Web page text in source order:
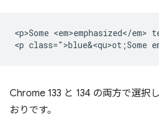
<p>Some <em>emphasized</em>
<p class=">blue&<qu>ot;Some
Chrome 133 と 134 の両方で選択
おりです。